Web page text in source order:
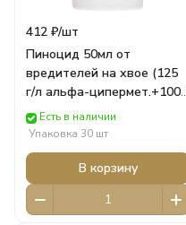
412 ₽/шт
Пиноцид 50мл от
вредителей на хвое (125
г/л альфа-ципермет.+100
г/л имидаклоп.+ 50 г/л
клотианидина) САД
АВГУСТ Защита Растений
Есть в наличии
Упаковка 30 шт
В корзину